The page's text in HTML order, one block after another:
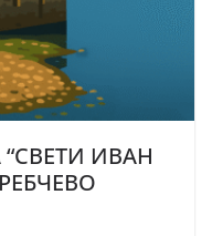
ИВАН